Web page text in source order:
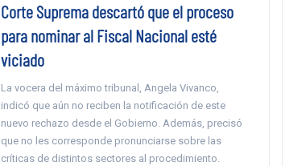
Corte Suprema descartó que el proceso
para nominar al Fiscal Nacional esté
viciado
La vocera del máximo tribunal, Angela Vivanco,
indicó que aún no reciben la notificación de este
nuevo rechazo desde el Gobierno. Además, precisó
que no les corresponde pronunciarse sobre las
críticas de distintos sectores al procedimiento.